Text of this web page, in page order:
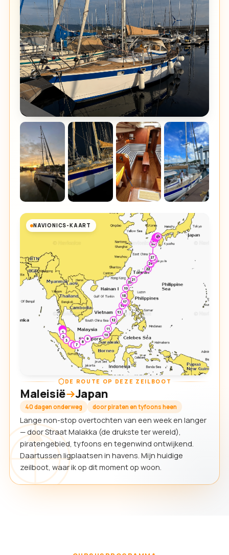
NAVIONICS-KAART
DE ROUTE OP DEZE ZEILBOOT
Maleisië Japan
40 dagen onderweg door piraten en tyfoons heen
Lange non-stop overtochten van een week en langer
— door Straat Malakka (de drukste ter wereld),
piratengebied, tyfoons en tegenwind ontwijkend.
Daartussen ligplaatsen in havens. Mijn huidige
zeilboot, waar ik op dit moment op woon.